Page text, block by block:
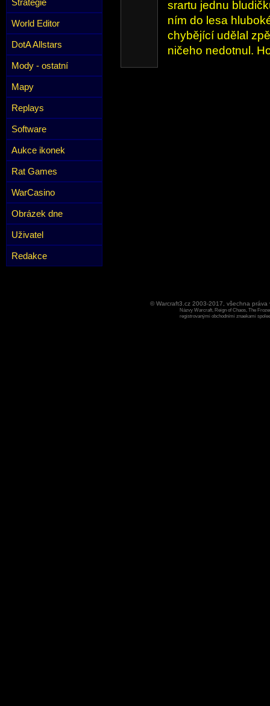
Strategie
World Editor
DotA Allstars
Mody - ostatní
Mapy
Replays
Software
Aukce ikonek
Rat Games
WarCasino
Obrázek dne
Uživatel
Redakce
srartu jednu
ním do lesa
chybějící udělal
ničeho nedotnul.
© Warcraft3.cz 2003-2017, všechna
Názvy Warcraft, Reign of Chaos, The
registrovanými obchodními znaekami